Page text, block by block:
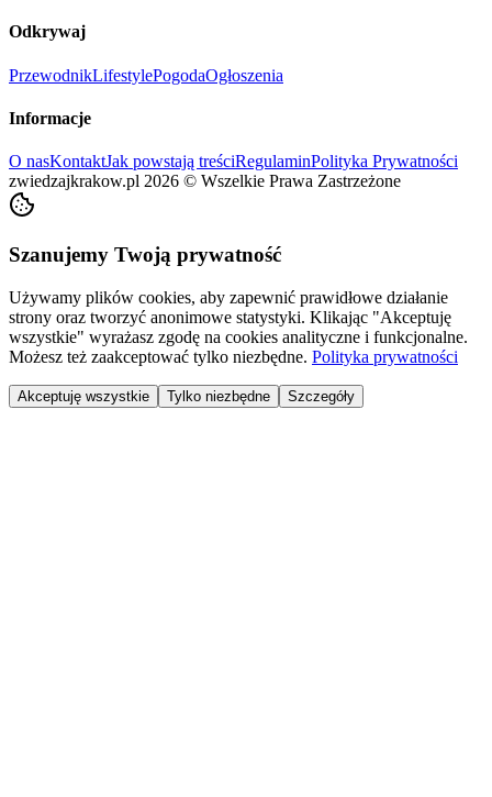
Odkrywaj
PrzewodnikLifestylePogodaOgłoszenia
Informacje
O nasKontaktJak powstają treściRegulaminPolityka Prywatności
zwiedzajkrakow.pl 2026 © Wszelkie Prawa Zastrzeżone
Szanujemy Twoją prywatność
Używamy plików cookies, aby zapewnić prawidłowe działanie
strony oraz tworzyć anonimowe statystyki. Klikając "Akceptuję
wszystkie" wyrażasz zgodę na cookies analityczne i funkcjonalne.
Możesz też zaakceptować tylko niezbędne. Polityka prywatności
Akceptuję wszystkie Tylko niezbędne Szczegóły